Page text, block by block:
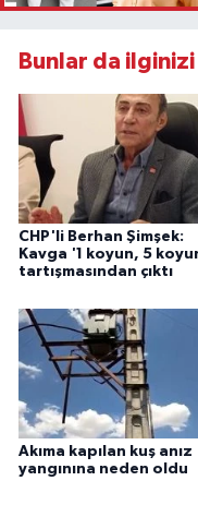
Bunlar da
CHP'li Berhan Şimşek:
Kavga '1 koyun, 5
tartışmasından çıktı
Akıma kapılan kuş anız
yangınına neden oldu